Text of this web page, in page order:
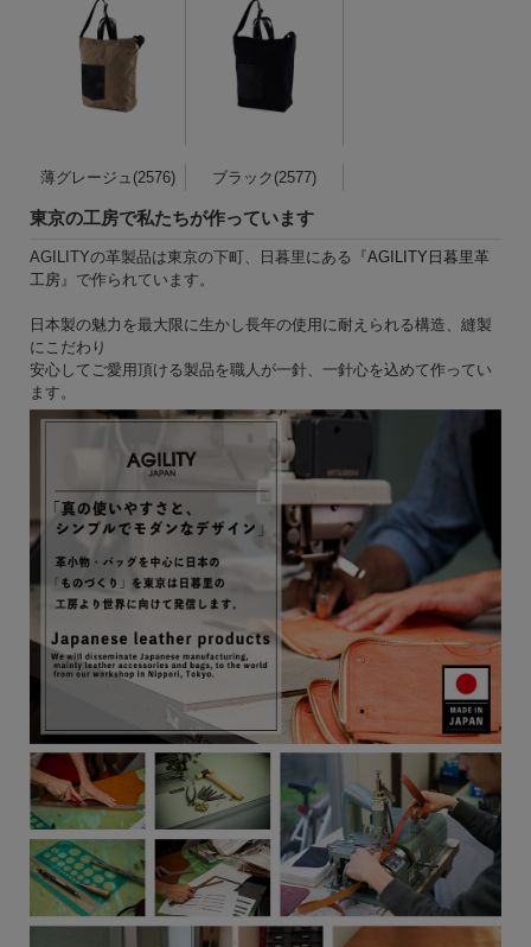
薄グレージュ(2576) ブラック(2577)
東京の工房で私たちが作っています
AGILITYの革製品は東京の下町、日暮里にある『AGILITY日暮里革
工房 』で作られています。
日本製の魅力を最大限に生かし長年の使用に耐えられる構造、縫製
にこだわり
安心してご愛用頂ける製品を職人が一針、一針心を込めて作ってい
ます。